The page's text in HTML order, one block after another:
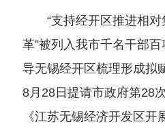
“支持经开区推进相对
革”被列入我市千名干部
导无锡经开区梳理形成拟
8月28日提请市政府第28
《江苏无锡经济开发区开